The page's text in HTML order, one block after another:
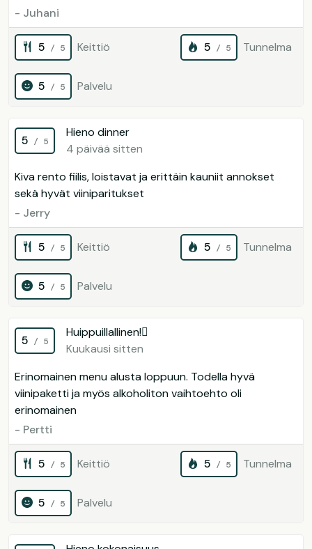
- Juhani
5 / 5 Keittiö 5 / 5 Tunnelma
5 / 5 Palvelu
5 / 5
Hieno dinner
4 päivää sitten
Kiva rento fiilis, loistavat ja erittäin kauniit annokset
sekä hyvät viiniparitukset
- Jerry
5 / 5 Keittiö 5 / 5 Tunnelma
5 / 5 Palvelu
5 / 5
Huippuillallinen!
Kuukausi sitten
Erinomainen menu alusta loppuun. Todella hyvä
viinipaketti ja myös alkoholiton vaihtoehto oli
erinomainen
- Pertti
5 / 5 Keittiö 5 / 5 Tunnelma
5 / 5 Palvelu